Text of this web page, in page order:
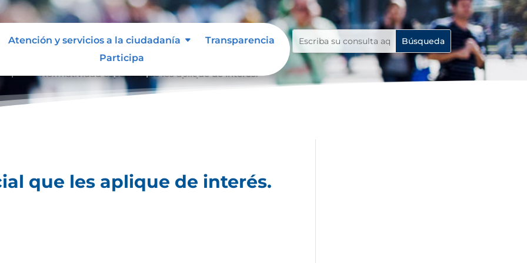
Atención y servicios a la ciudadanía
Transparencia
Participa
que les aplique de interés.